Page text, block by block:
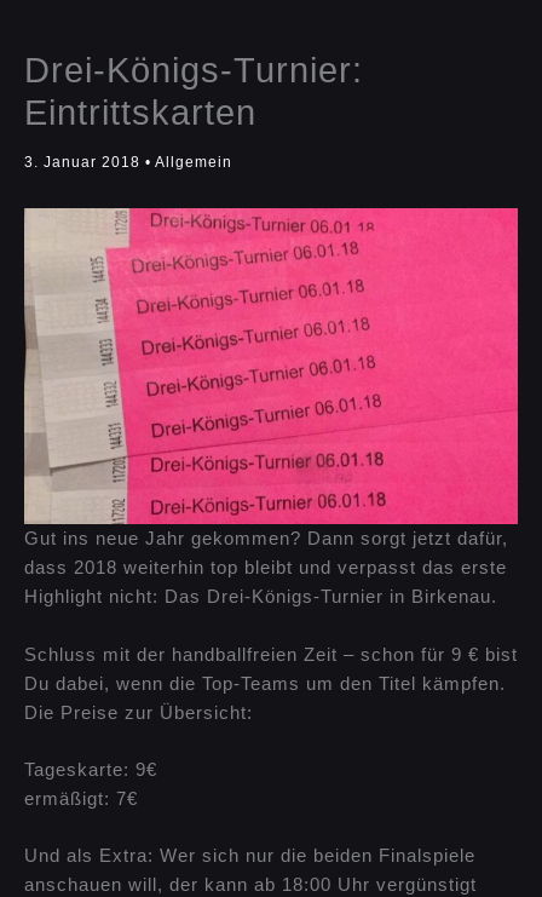
Drei-Königs-Turnier:
Eintrittskarten
3. Januar 2018 • Allgemein
Gut ins neue Jahr gekommen? Dann sorgt jetzt dafür,
dass 2018 weiterhin top bleibt und verpasst das erste
Highlight nicht: Das Drei-Königs-Turnier in Birkenau.
Schluss mit der handballfreien Zeit – schon für 9 € bist
Du dabei, wenn die Top-Teams um den Titel kämpfen.
Die Preise zur Übersicht:
Tageskarte: 9€
ermäßigt: 7€
Und als Extra: Wer sich nur die beiden Finalspiele
anschauen will, der kann ab 18:00 Uhr vergünstigt